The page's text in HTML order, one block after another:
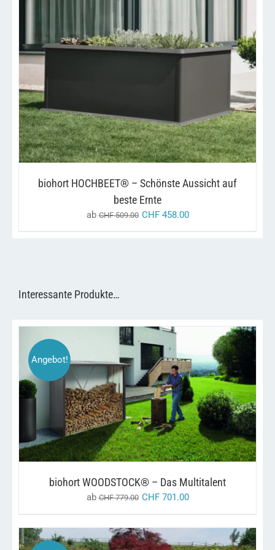
AUSFÜHRUNG WÄHLEN DIESES
PRODUKT
OPTIONEN
KÖNNEN
AUF
DER
GEWÄHLT
WERDEN
/ DETAILS
biohort HOCHBEET® – Schönste Aussicht auf
beste Ernte
abCHF509.00 CHF458.00
Interessante Produkte…
Angebot!
AUSFÜHRUNG WÄHLEN DIESES
PRODUKT
WEIST
MEHRERE
VARIANTEN
AUF.
DIE
KÖNNEN
AUF
GEWÄHLT
WERDEN
/ DETAILS
biohort WOODSTOCK® – Das Multitalent
abCHF779.00 CHF701.00